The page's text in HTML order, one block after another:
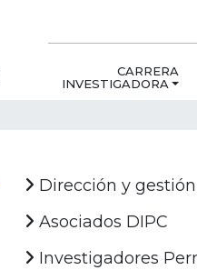
CARRERA
INVESTIGADORA
Dirección y gestión
Asociados DIPC
Investigadores